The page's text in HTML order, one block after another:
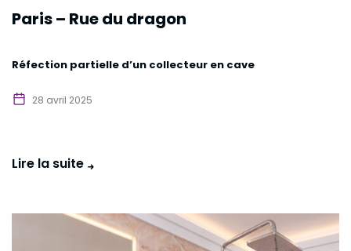
Paris – Rue du dragon
Réfection partielle d’un collecteur en cave
28 avril 2025
Lire la suite